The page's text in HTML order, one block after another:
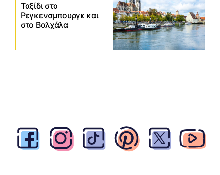
Ταξίδι στο
Ρέγκενσμπουργκ και
στο Βαλχάλα